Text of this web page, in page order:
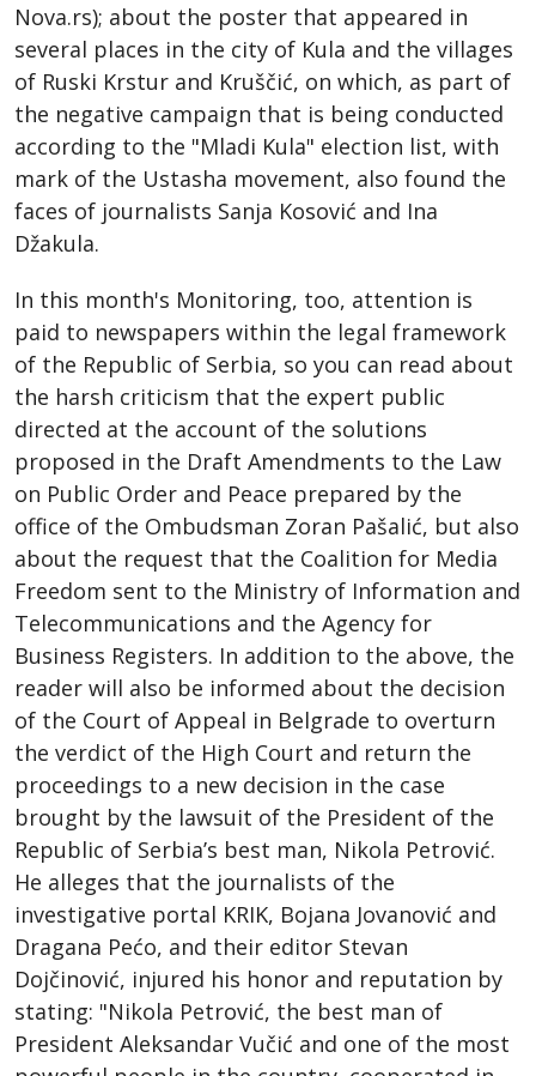
Nova.rs); about the poster that appeared in
several places in the city of Kula and the villages
of Ruski Krstur and Kruščić, on which, as part of
the negative campaign that is being conducted
according to the "Mladi Kula" election list, with
mark of the Ustasha movement, also found the
faces of journalists Sanja Kosović and Ina
Džakula.
In this month's Monitoring, too, attention is
paid to newspapers within the legal framework
of the Republic of Serbia, so you can read about
the harsh criticism that the expert public
directed at the account of the solutions
proposed in the Draft Amendments to the Law
on Public Order and Peace prepared by the
office of the Ombudsman Zoran Pašalić, but also
about the request that the Coalition for Media
Freedom sent to the Ministry of Information and
Telecommunications and the Agency for
Business Registers. In addition to the above, the
reader will also be informed about the decision
of the Court of Appeal in Belgrade to overturn
the verdict of the High Court and return the
proceedings to a new decision in the case
brought by the lawsuit of the President of the
Republic of Serbia’s best man, Nikola Petrović.
He alleges that the journalists of the
investigative portal KRIK, Bojana Jovanović and
Dragana Pećo, and their editor Stevan
Dojčinović, injured his honor and reputation by
stating: "Nikola Petrović, the best man of
President Aleksandar Vučić and one of the most